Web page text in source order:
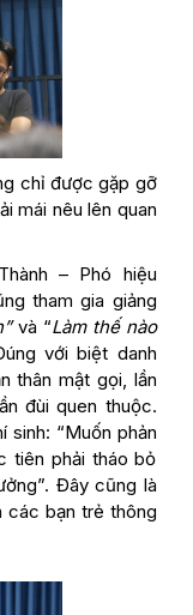
chỉ được gặp gỡ
mái nêu lên quan
– Phó hiệu
tham gia giảng
và “Làm thế nào
với biệt danh
thân mật gọi, lần
đùi quen thuộc.
sinh: “Muốn phản
tiên phải tháo bỏ
Đây cũng là
các bạn trẻ thông